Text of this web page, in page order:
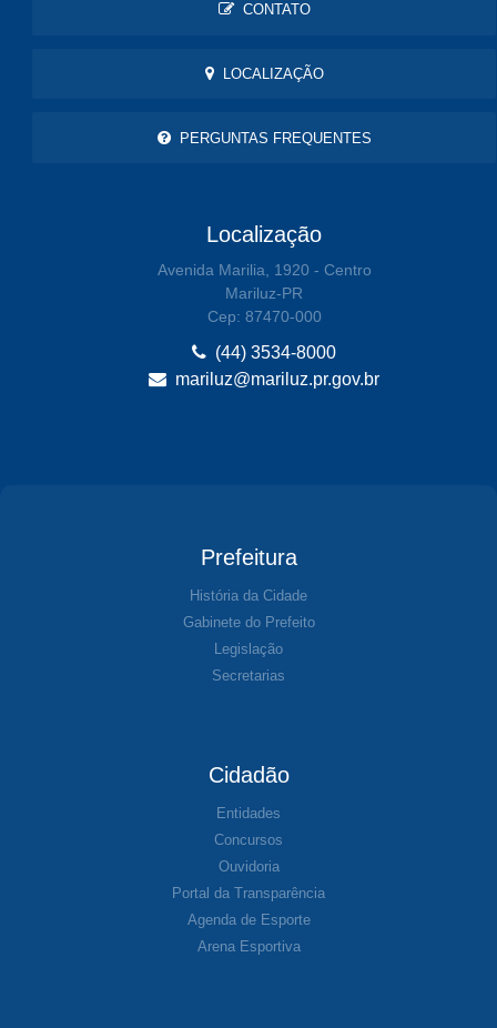
CONTATO
LOCALIZAÇÃO
PERGUNTAS FREQUENTES
Localização
Avenida Marilia, 1920 - Centro
Mariluz-PR
Cep: 87470-000
(44) 3534-8000
mariluz@mariluz.pr.gov.br
Prefeitura
História da Cidade
Gabinete do Prefeito
Legislação
Secretarias
Cidadão
Entidades
Concursos
Ouvidoria
Portal da Transparência
Agenda de Esporte
Arena Esportiva